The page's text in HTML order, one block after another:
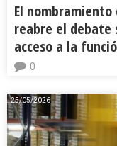
El nombramiento
reabre el debate
acceso a la
0
25/05/2026